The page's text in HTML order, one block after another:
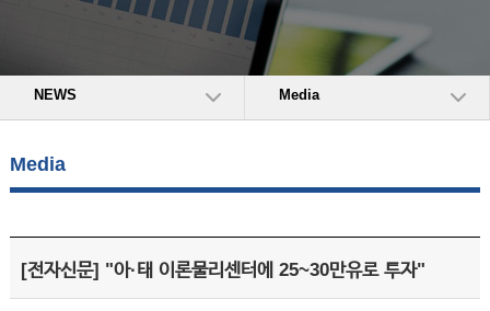
NEWS Media
Media
[전자신문] "아·태 이론물리센터에 25~30만유로 투자"